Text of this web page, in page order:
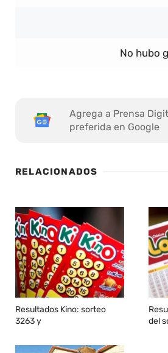
No hubo
Agrega a Prensa
preferida en Google
RELACIONADOS
Resultados Kino: sorteo
3263 y
del